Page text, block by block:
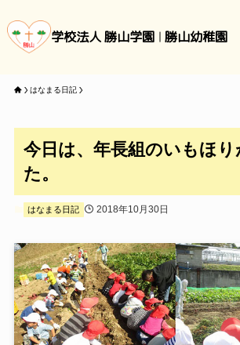
学校法人 勝山学園 勝山幼稚園
はなまる日記
今日は、年長組のいもほ
た。
はなまる日記 2018年10月30日